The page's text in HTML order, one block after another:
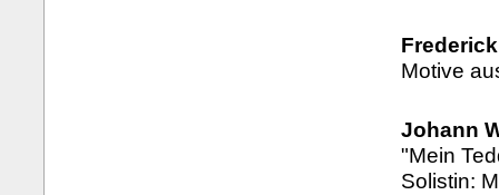
Motive
Johann
"Mein
Solistin: